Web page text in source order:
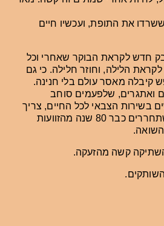
את התופת, ועכשיו חיים
חדש לקראת הבוקר שאחרי וכל
הלילה, וחוזר חלילה. כי גם
קיבלה מאסר עולם בלי חנינה.
ואתגרים, שלפעמים סוחב
בשירות הצבאי לכל החיים, צריך
לזכור את אלה שלא משתחררים כבר 80 שנה מהזוועות
קשה מהזעקה.